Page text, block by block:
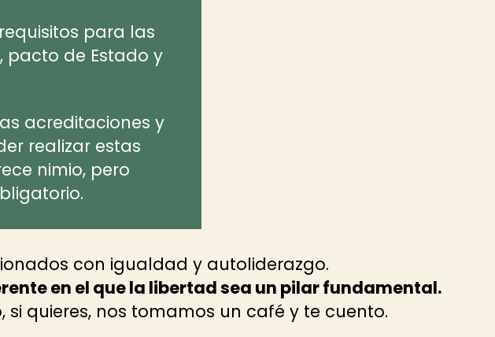
para las
pacto de Estado y
acreditaciones y
realizar estas
nimio, pero
con igualdad y autoliderazgo.
en el que la libertad sea un pilar fundamental.
si quieres, nos tomamos un café y te cuento.